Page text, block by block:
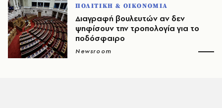
ΠΟΛΙΤΙΚΗ & ΟΙΚΟΝΟΜΙΑ
Διαγραφή βουλευτών αν δεν
ψηφίσουν την τροπολογία για το
ποδόσφαιρο
Newsroom